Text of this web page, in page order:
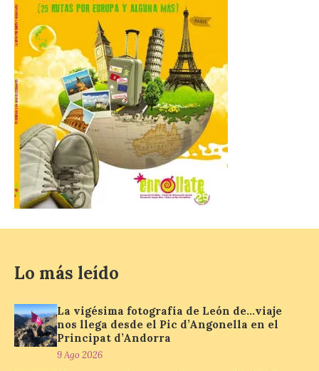
La vigésima fotografía de
León de…viaje nos llega
desde el Pic d’Angonella
en el Principat d’Andorra
9 Ago 2026
Nueva edición de León
de…viaje. Una iniciativa
organizado por la sección
juvenil de la Asociación
Enróllate, la Asociación
Conceyu País Llionés y el Diario de
Turismo, Ocio e Información para
jóvenes “Enredando.info”. Miguel Robles
Concierto del Iberia
Plaza del Ayuntamiento de
Ponferrada
9 Ago 2026
Lo más leído
La vigésima fotografía de León de…viaje
nos llega desde el Pic d’Angonella en el
Principat d’Andorra
9 Ago 2026